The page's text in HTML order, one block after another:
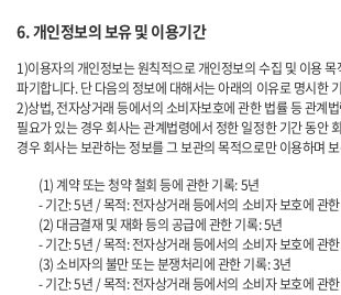
6. 개인정보의 보유 및 이용기간
1)이용자의 개인정보는 원칙적으로 개인정보의 수집 및 이용
파기합니다. 단 다음의 정보에 대해서는 아래의 이유로 명시한
2)상법, 전자상거래 등에서의 소비자보호에 관한 법률 등 관계
필요가 있는 경우 회사는 관계법령에서 정한 일정한 기간 동안
경우 회사는 보관하는 정보를 그 보관의 목적으로만 이용하며
(1) 계약 또는 청약 철회 등에 관한 기록: 5년
- 기간: 5년 / 목적: 전자상거래 등에서의 소비자 보호에 관
(2) 대금결재 및 재화 등의 공급에 관한 기록: 5년
- 기간: 5년 / 목적: 전자상거래 등에서의 소비자 보호에 관
(3) 소비자의 불만 또는 분쟁처리에 관한 기록: 3년
- 기간: 5년 / 목적: 전자상거래 등에서의 소비자 보호에 관